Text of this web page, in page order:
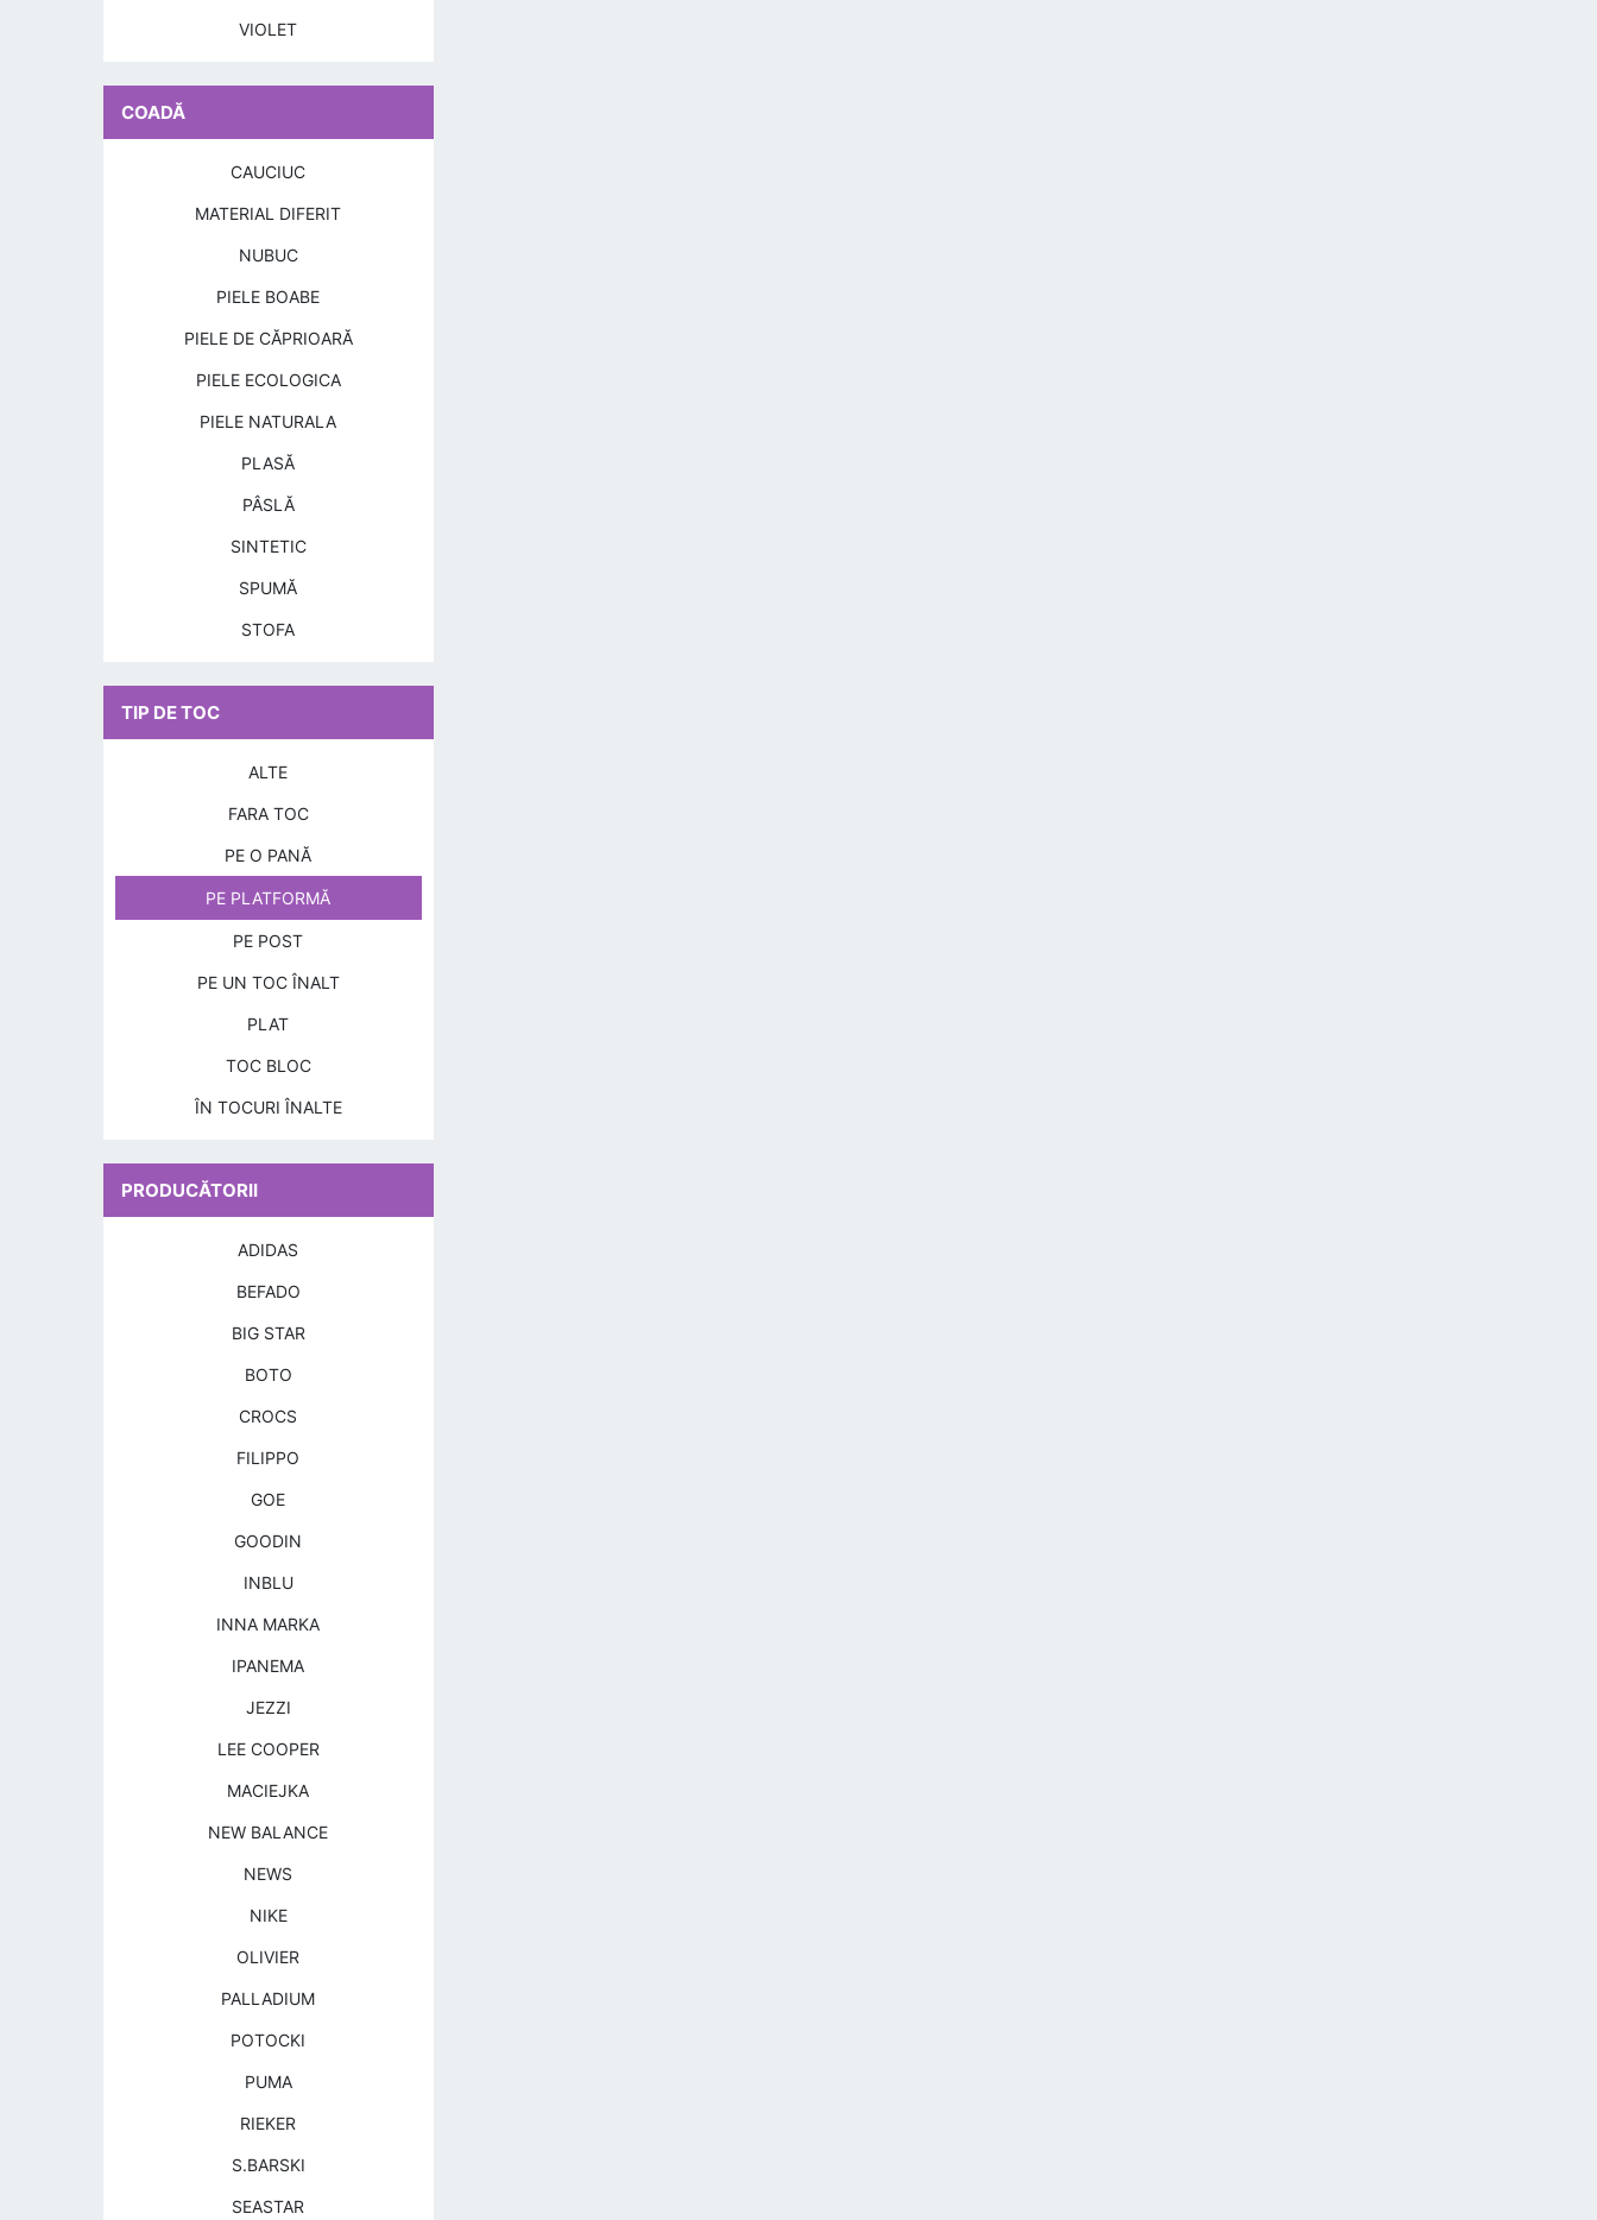
VIOLET
COADĂ
CAUCIUC
MATERIAL DIFERIT
NUBUC
PIELE BOABE
PIELE DE CĂPRIOARĂ
PIELE ECOLOGICA
PIELE NATURALA
PLASĂ
PÂSLĂ
SINTETIC
SPUMĂ
STOFA
TIP DE TOC
ALTE
FARA TOC
PE O PANĂ
PE PLATFORMĂ
PE POST
PE UN TOC ÎNALT
PLAT
TOC BLOC
ÎN TOCURI ÎNALTE
PRODUCĂTORII
ADIDAS
BEFADO
BIG STAR
BOTO
CROCS
FILIPPO
GOE
GOODIN
INBLU
INNA MARKA
IPANEMA
JEZZI
LEE COOPER
MACIEJKA
NEW BALANCE
NEWS
NIKE
OLIVIER
PALLADIUM
POTOCKI
PUMA
RIEKER
S.BARSKI
SEASTAR